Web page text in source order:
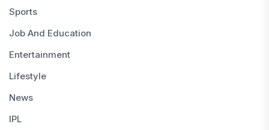
Sports
Job And Education
Entertainment
Lifestyle
News
IPL